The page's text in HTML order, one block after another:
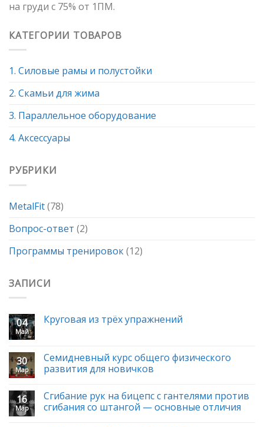
на груди с 75% от 1ПМ.
КАТЕГОРИИ ТОВАРОВ
1. Силовые рамы и полустойки
2. Скамьи для жима
3. Параллельное оборудование
4. Аксессуары
РУБРИКИ
MetalFit(78)
Вопрос-ответ (2)
Программы тренировок(12)
ЗАПИСИ
04
Май
Круговая из трёх упражнений
30
Мар
Семидневный курс общего физического
развития для новичков
16
Мар
Сгибание рук на бицепс с гантелями против
сгибания со штангой — основные отличия